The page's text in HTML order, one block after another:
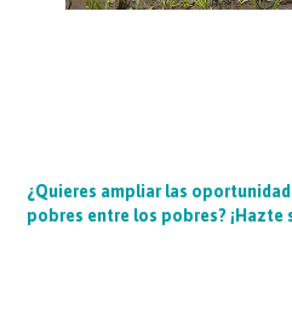
¿Quieres ampliar las
pobres entre los pobres? ¡Hazte